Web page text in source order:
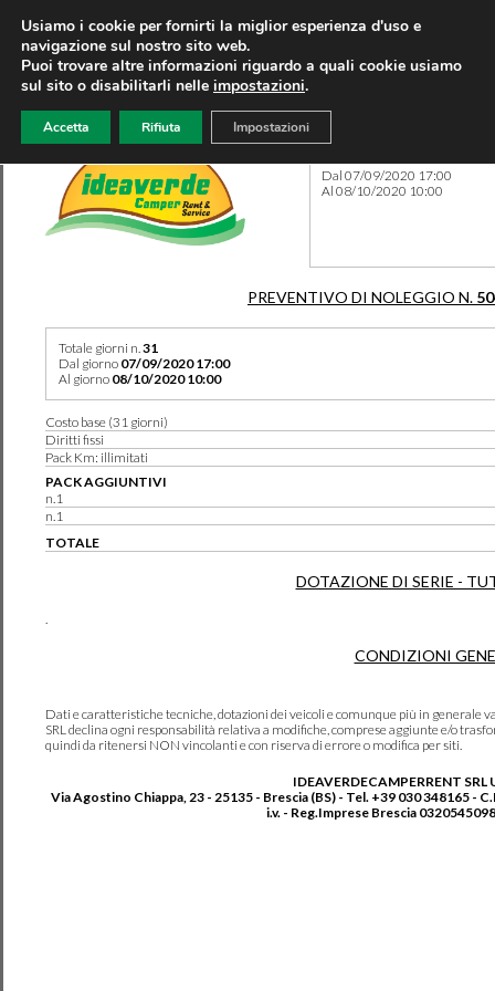
Dal 07/09/2020 17:00
Al 08/10/2020 10:00
PREVENTIVO DI NOLEGGIO N.
Totale giorni n.31
Dal giorno 07/09/2020 17:00
Al giorno 08/10/2020 10:00
Costo base (31 giorni)
Diritti fissi
Pack Km: illimitati
PACK AGGIUNTIVI
n.1
n.1
TOTALE
DOTAZIONE DI SERIE -
CONDIZIONI
Dati e caratteristiche tecniche, dotazioni dei veicoli e comunque più in generale
SRL declina ogni responsabilità relativa a modifiche, comprese aggiunte e/o
quindi da ritenersi NON vincolanti e con riserva di errore o modifica per siti.
IDEAVERDECAMPERRENT SRL
Via Agostino Chiappa, 23 - 25135 - Brescia (BS) - Tel. +39 030 348165 -
i.v. - Reg.Imprese Brescia
Usiamo i cookie per fornirti la miglior esperienza d'uso e
navigazione sul nostro sito web.
Puoi trovare altre informazioni riguardo a quali cookie usiamo
sul sito o disabilitarli nelle impostazioni.
Accetta Rifiuta Impostazioni